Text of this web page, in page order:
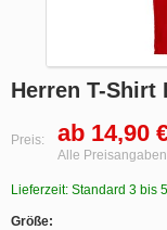
Herren T-Shirt
Preis: ab 14,90
Alle
Lieferzeit: Standard 3 bis
Größe: